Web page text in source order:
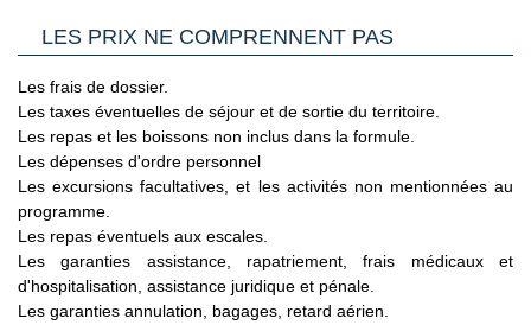
impressionnant regroupant le Fungus Rock et la mer
Journée (avec repas) 80euros. Réalisable les jeudis et
samedis.
MARCHE ET GROTTE BLEUE
Découverte du village de pêcheurs de Marsaxlokk et son
marché à la rencontre des locaux. Visite de la grotte bleue et
des grottes voisines (prix du bateau non inclus/soumis aux
conditions climatiques). Admirez l'étendue de la
Méditerranée et l'îlot de Filfla. Puis visite d'un des villages
préservés de Malte à travers un dédale de ruelles
françaises comme toujours en cours de validité.
respecter se trouvent sur le site du Service Public en
Cliquant ici.
Transit par la Grande Bretagne, les Etat-Unis et le Canada
des formalités spécifiques s'appliquent.Nous vous invitons à
consulter les sites ci-dessous pour plus d’information :
- Grande Bretagne : sur le site du gouvernement britannique
en
Cliquant ici.
LES PRIX NE COMPRENNENT PAS
Les frais de dossier.
Les taxes éventuelles de séjour et de sortie du territoire.
Les repas et les boissons non inclus dans la formule.
Les dépenses d'ordre personnel
Les excursions facultatives, et les activités non mentionnées au
programme.
Les repas éventuels aux escales.
Les garanties assistance, rapatriement, frais médicaux et
d'hospitalisation, assistance juridique et pénale.
Les garanties annulation, bagages, retard aérien.